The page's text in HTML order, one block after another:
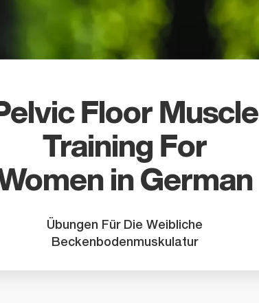
Floor Muscle
Training For
in German
Übungen Für Die Weibliche
Beckenbodenmuskulatur